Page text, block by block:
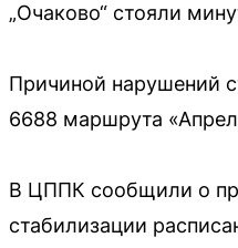
„Очаково“ стояли
Причиной нарушений
6688 маршрута
В ЦППК сообщили о
стабилизации